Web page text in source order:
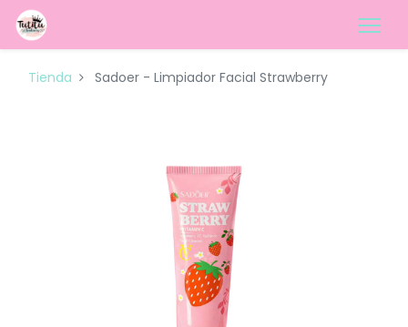
Tienda Sadoer - Limpiador Facial Strawberry